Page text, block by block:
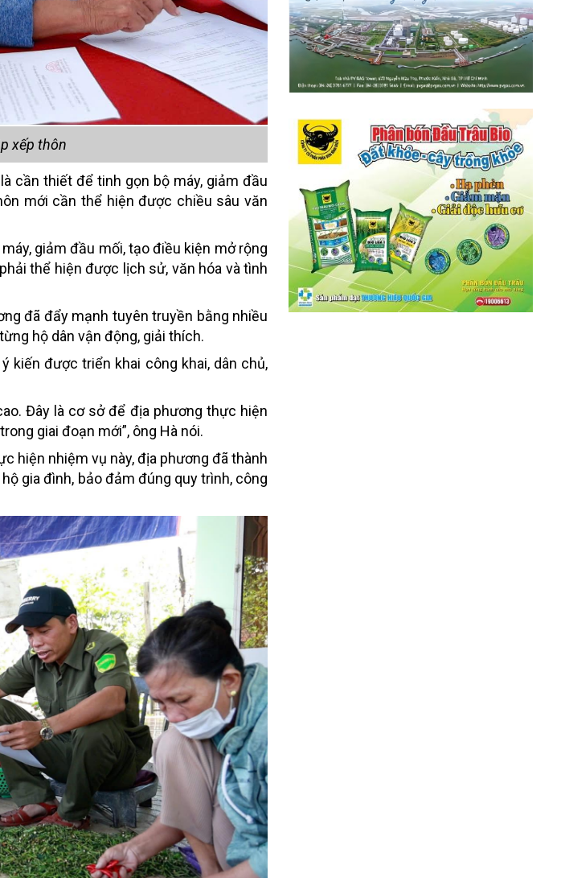
xếp thôn
cần thiết để tinh gọn bộ máy, giảm đầu
mới cần thể hiện được chiều sâu văn
giảm đầu mối, tạo điều kiện mở rộng
thể hiện được lịch sử, văn hóa và tình
đã đẩy mạnh tuyên truyền bằng nhiều
hộ dân vận động, giải thích.
kiến được triển khai công khai, dân chủ,
Đây là cơ sở để địa phương thực hiện
giai đoạn mới”, ông Hà nói.
hiện nhiệm vụ này, địa phương đã thành
gia đình, bảo đảm đúng quy trình, công